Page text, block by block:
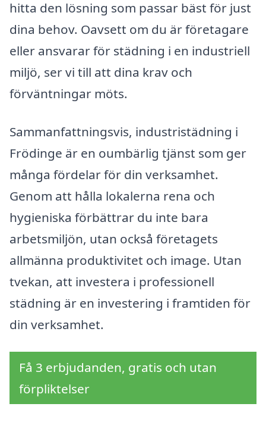
hitta den lösning som passar bäst för just
dina behov. Oavsett om du är företagare
eller ansvarar för städning i en industriell
miljö, ser vi till att dina krav och
förväntningar möts.
Sammanfattningsvis, industristädning i
Frödinge är en oumbärlig tjänst som ger
många fördelar för din verksamhet.
Genom att hålla lokalerna rena och
hygieniska förbättrar du inte bara
arbetsmiljön, utan också företagets
allmänna produktivitet och image. Utan
tvekan, att investera i professionell
städning är en investering i framtiden för
din verksamhet.
Få 3 erbjudanden, gratis och utan
förpliktelser